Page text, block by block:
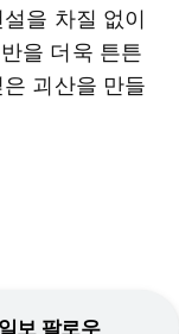
을 차질 없이
을 더욱 튼튼
괴산을 만들
보 팔로우